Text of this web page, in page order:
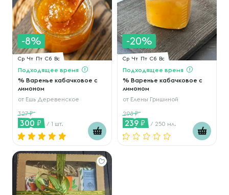
-8%
Ср Чт Пт Сб Вс
Подходящее время
% Варенье кабачковое с
лимоном
от Ешь Деревенское
327
300 / 1 шт.
-20%
Ср Чт Пт Сб Вс
Подходящее время
% Варенье кабачковое с
лимоном
от Елены Гришиной
298
239 / 250 мл.